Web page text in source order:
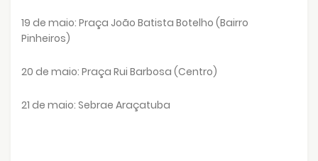
19 de maio: Praça João Batista Botelho (Bairro
Pinheiros)
20 de maio: Praça Rui Barbosa (Centro)
21 de maio: Sebrae Araçatuba